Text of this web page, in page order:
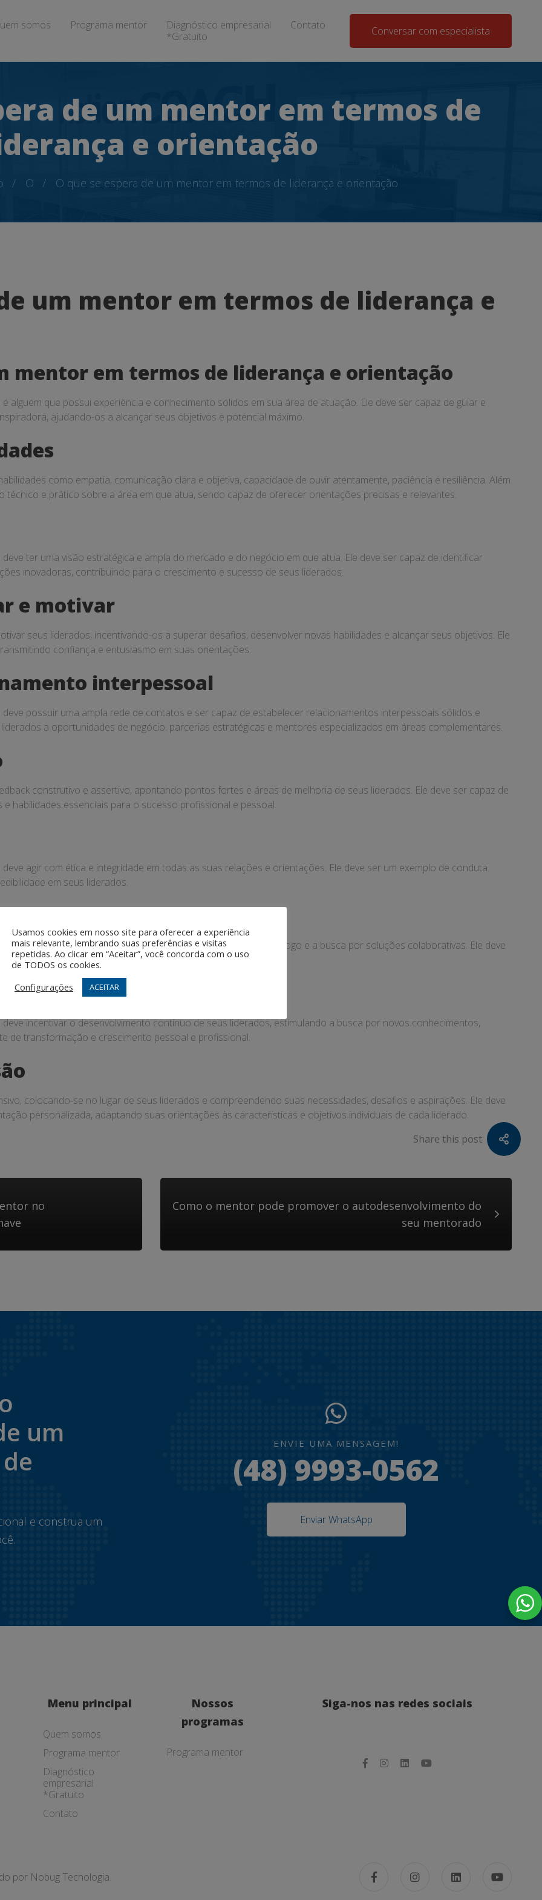
somos Programa mentor
Diagnóstico empresarial
*Gratuito
Contato Conversar com especialista
de um mentor em termos de
e orientação
O O que se espera de um mentor em termos de liderança e orientação
um mentor em termos de liderança e
mentor em termos de liderança e orientação
alguém que possui experiência e conhecimento sólidos em sua área de atuação. Ele deve ser capaz de guiar e
ajudando-os a alcançar seus objetivos e potencial máximo.
como empatia, comunicação clara e objetiva, capacidade de ouvir atentamente, paciência e resiliência. Além
técnico e prático sobre a área em que atua, sendo capaz de oferecer orientações precisas e relevantes.
ter uma visão estratégica e ampla do mercado e do negócio em que atua. Ele deve ser capaz de identificar
inovadoras, contribuindo para o crescimento e sucesso de seus liderados.
e motivar
seus liderados, incentivando-os a superar desafios, desenvolver novas habilidades e alcançar seus objetivos. Ele
confiança e entusiasmo em suas orientações.
interpessoal
possuir uma ampla rede de contatos e ser capaz de estabelecer relacionamentos interpessoais sólidos e
a oportunidades de negócio, parcerias estratégicas e mentores especializados em áreas complementares.
construtivo e assertivo, apontando pontos fortes e áreas de melhoria de seus liderados. Ele deve ser capaz de
habilidades essenciais para o sucesso profissional e pessoal.
agir com ética e integridade em todas as suas relações e orientações. Ele deve ser um exemplo de conduta
em seus liderados.
conflitos de forma pacífica e construtiva, promovendo o diálogo e a busca por soluções colaborativas. Ele deve
e trabalho em equipe.
incentivar o desenvolvimento contínuo de seus liderados, estimulando a busca por novos conhecimentos,
de transformação e crescimento pessoal e profissional.
colocando-se no lugar de seus liderados e compreendendo suas necessidades, desafios e aspirações. Ele deve
personalizada, adaptando suas orientações às características e objetivos individuais de cada liderado.
Share this post
no
Como o mentor pode promover o autodesenvolvimento do
seu mentorado
um
e construa um
ENVIE UMA MENSAGEM!
(48) 9993-0562
Enviar WhatsApp
Menu principal
Quem somos
Programa mentor
Diagnóstico
empresarial
*Gratuito
Contato
Nossos
programas
Programa mentor
Siga-nos nas redes sociais
por Nobug Tecnologia.
Usamos cookies em nosso site para oferecer a experiência
mais relevante, lembrando suas preferências e visitas
repetidas. Ao clicar em “Aceitar”, você concorda com o uso
de TODOS os cookies.
Configurações
ACEITAR